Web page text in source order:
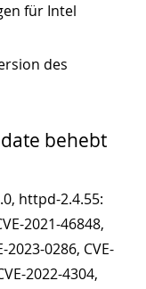
für Intel
des
behebt
httpd-2.4.55:
2021-46848,
0286, CVE-
2022-4304,